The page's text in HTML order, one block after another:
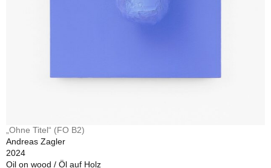
„Ohne Titel“ (FO B2)
Andreas Zagler
2024
Oil on wood / Öl auf Holz